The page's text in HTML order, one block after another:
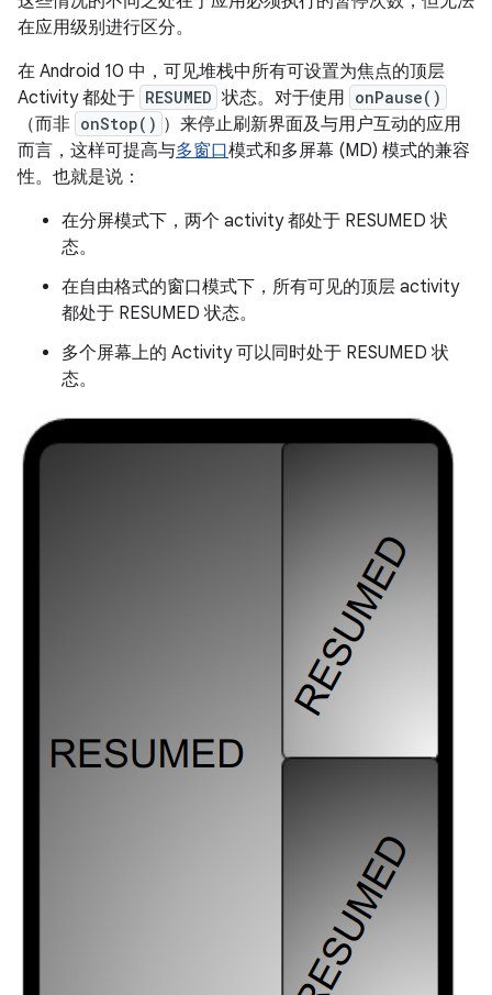
在应用级别进行区分。
在 Android 10 中，可见堆栈中所有可设置为焦点的顶层
Activity 都处于 RESUMED 状态。对于使用 onPause()
（而非 onStop() ）来停止刷新界面及与用户互动的应用
而言，这样可提高与多窗口模式和多屏幕 (MD) 模式的兼容
性。也就是说：
在分屏模式下，两个 activity 都处于 RESUMED 状
态。
在自由格式的窗口模式下，所有可见的顶层 activity
都处于 RESUMED 状态。
多个屏幕上的 Activity 可以同时处于 RESUMED 状
态。